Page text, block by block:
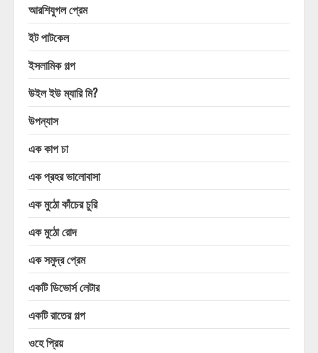
আরশিযুগল প্রেম
ইট পাটকেল
ইসলামিক গল্প
উইল ইউ ম্যারি মি?
উপন্যাস
এক কাপ চা
এক প্রহর ভালোবাসা
এক মুঠো কাঁচের চুরি
এক মুঠো রোদ
এক সমুদ্র প্রেম
একটি ডিভোর্স লেটার
একটি রাতের গল্প
ওহে প্রিয়